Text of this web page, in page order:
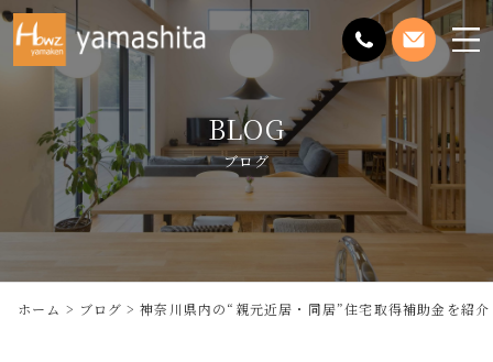
メ
ニ
を
開
く
BLOG
ブログ
ホーム ブログ 神奈川県内の“親元近居・同居”住宅取得補助金を紹介